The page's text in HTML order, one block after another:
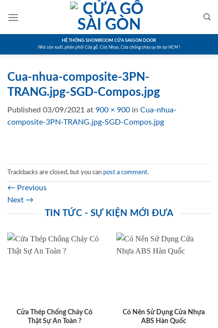
HỆ THỐNG SHOWROOM CỬA SAIGON DOOR
Nhà sản xuất, phân phối Cửa gỗ, Cửa Nhựa, Cửa chống cháy uy tín tại HCM !
Cua-nhua-composite-3PN-
TRANG.jpg-SGD-Compos.jpg
Published 03/09/2021 at 900 × 900 in Cua-nhua-
composite-3PN-TRANG.jpg-SGD-Compos.jpg
Trackbacks are closed, but you can post a comment.
← Previous
Next →
TIN TỨC - SỰ KIỆN MỚI ĐƯA
Cửa Thép Chống Cháy Có
Thật Sự An Toàn ?
Có Nên Sử Dụng Cửa Nhựa
ABS Hàn Quốc